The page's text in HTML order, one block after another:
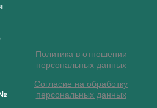
Политика в отношении
персональных данных
Согласие на обработку
персональных данных